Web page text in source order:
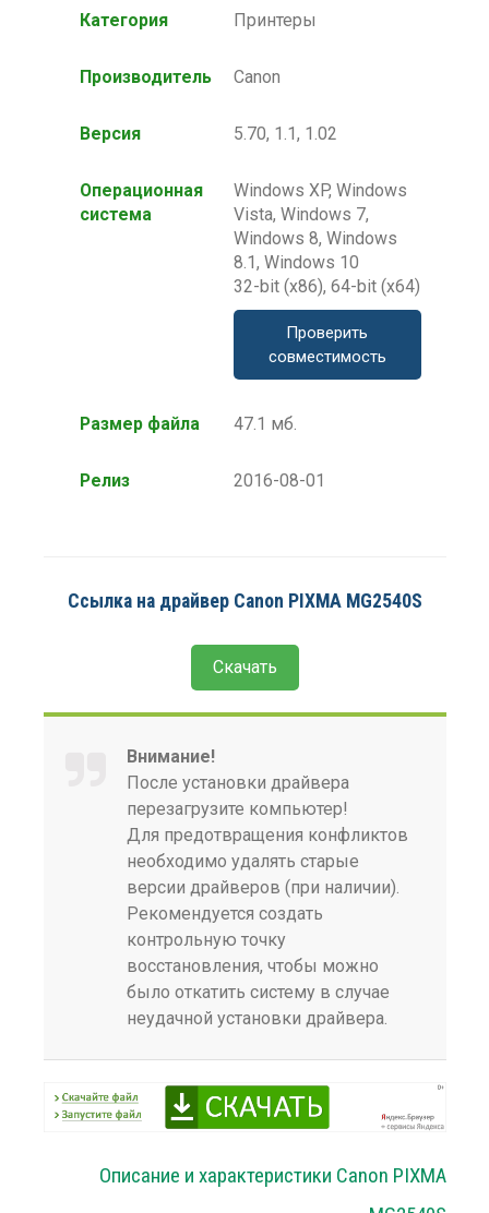
Категория Принтеры
Производитель Canon
Версия 5.70, 1.1, 1.02
Операционная
система
Windows XP, Windows
Vista, Windows 7,
Windows 8, Windows
8.1, Windows 10
32-bit (x86), 64-bit (x64)
Проверить
совместимость
Размер файла 47.1 мб.
Релиз 2016-08-01
Ссылка на драйвер Canon PIXMA MG2540S
Скачать
Внимание!
После установки драйвера
перезагрузите компьютер!
Для предотвращения конфликтов
необходимо удалять старые
версии драйверов (при наличии).
Рекомендуется создать
контрольную точку
восстановления, чтобы можно
было откатить систему в случае
неудачной установки драйвера.
Описание и характеристики Canon PIXMA